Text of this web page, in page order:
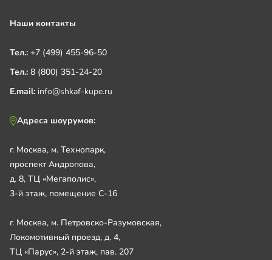
Наши контакты
Тел.: +7 (499) 455-96-50
Тел.: 8 (800) 351-24-20
E.mail: info@shkaf-kupe.ru
Адреса шоурумов:
г. Москва, м. Технопарк,
проспект Андропова,
д. 8, ТЦ «Мегаполис»,
3-й этаж, помещение С-16
г. Москва, м. Петровско-Разумовская,
Локомотивный проезд, д. 4,
ТЦ «Парус», 2-й этаж, пав. 207